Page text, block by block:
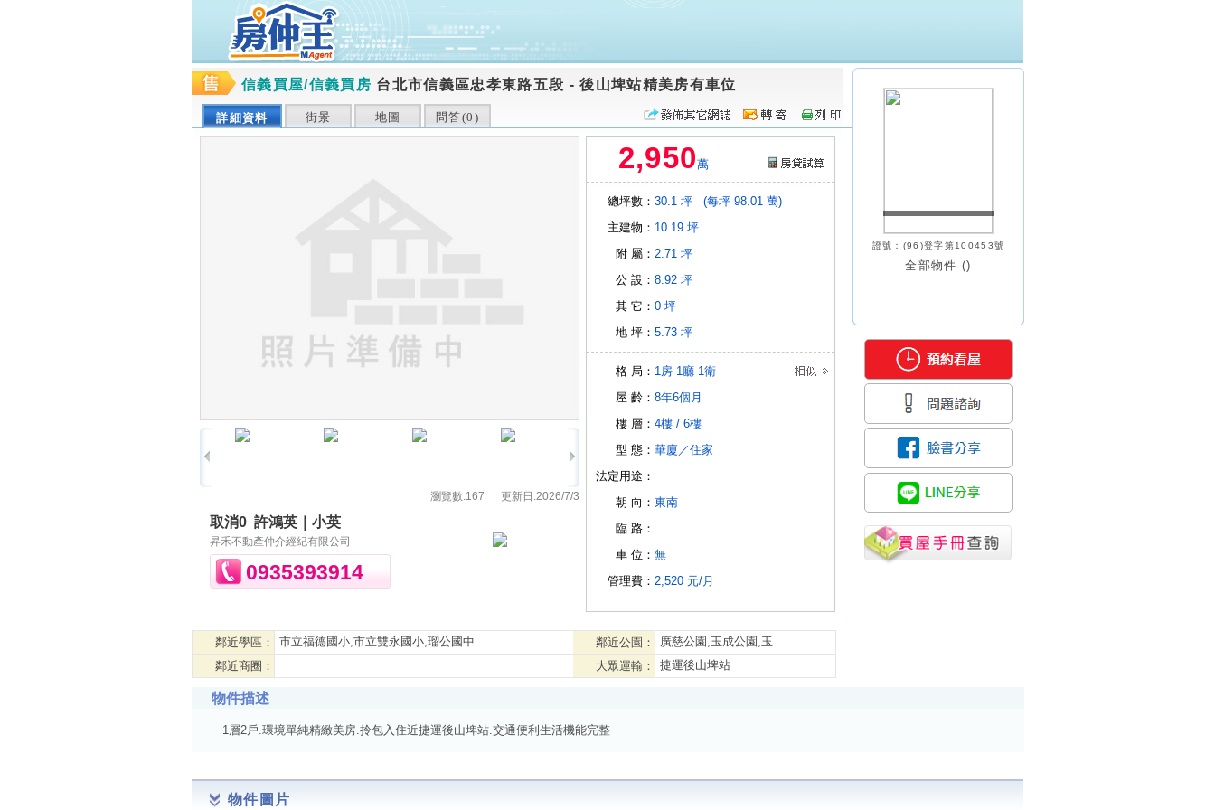
信義買屋/信義買房 台北市信義區忠孝東路五段 -後山埤站精美房有車位
詳細資料 街景 地圖 問答(0 )
瀏覽數:167 更新日:2026/7/3
取消0 許鴻英｜小英
昇禾不動產仲介經紀有限公司
0935393914
2,950萬
總坪數： 30.1 坪
(每坪 98.01 萬)
主建物： 10.19 坪
附 屬： 2.71 坪
公 設： 8.92 坪
其 它： 0 坪
地 坪： 5.73 坪
格 局： 1房 1廳 1衛
屋 齡： 8年6個月
樓 層： 4樓 / 6樓
型 態： 華廈／住家
法定用途：
朝 向： 東南
臨 路：
車 位： 無
管理費： 2,520 元/月
鄰近學區： 市立福德國小,市立雙永國小,瑠公國中 鄰近公園：
廣慈公園,玉成公園,玉
鄰近商圈：
大眾運輸： 捷運後山埤站
證號：(96)登字第100453號
全部物件 ()
物件描述
1層2戶.環境單純精緻美房.拎包入住近捷運後山埤站.交通便利生活機能完整
物件圖片